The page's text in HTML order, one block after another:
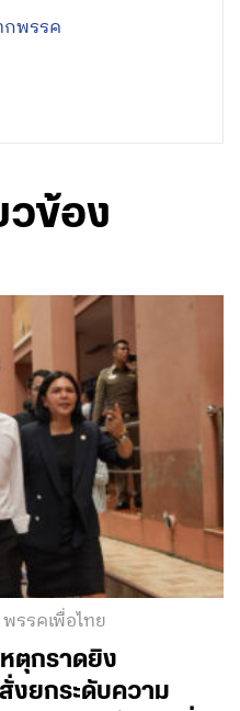
กพรรค
วข้อง
รรคเพื่อไทย
ตุกราดยิง
งยกระดับความ